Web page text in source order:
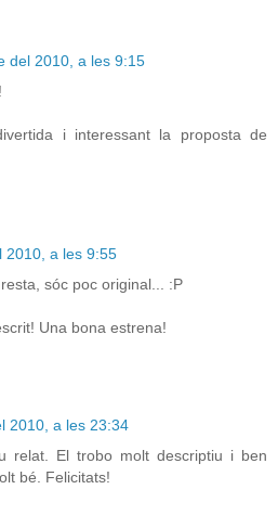
del 2010, a les 9:15
i interessant la proposta de
2010, a les 9:55
sóc poc original... :P
Una bona estrena!
2010, a les 23:34
relat. El trobo molt descriptiu i ben
bé. Felicitats!